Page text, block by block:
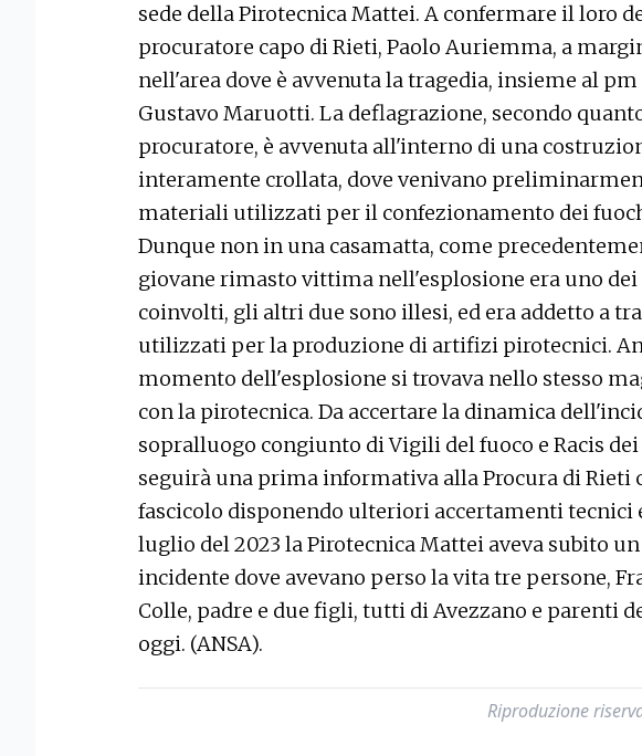
sede della Pirotecnica Mattei. A confermare il loro
procuratore capo di Rieti, Paolo Auriemma, a
nell'area dove è avvenuta la tragedia, insieme al
Gustavo Maruotti. La deflagrazione, secondo
procuratore, è avvenuta all'interno di una
interamente crollata, dove venivano
materiali utilizzati per il confezionamento dei
Dunque non in una casamatta, come
giovane rimasto vittima nell'esplosione era uno
coinvolti, gli altri due sono illesi, ed era addetto a
utilizzati per la produzione di artifizi pirotecnici.
momento dell'esplosione si trovava nello stesso
con la pirotecnica. Da accertare la dinamica
sopralluogo congiunto di Vigili del fuoco e Racis
seguirà una prima informativa alla Procura di Rieti
fascicolo disponendo ulteriori accertamenti tecnici
luglio del 2023 la Pirotecnica Mattei aveva subito
incidente dove avevano perso la vita tre persone,
Colle, padre e due figli, tutti di Avezzano e parenti
oggi. (ANSA).
Riproduzione